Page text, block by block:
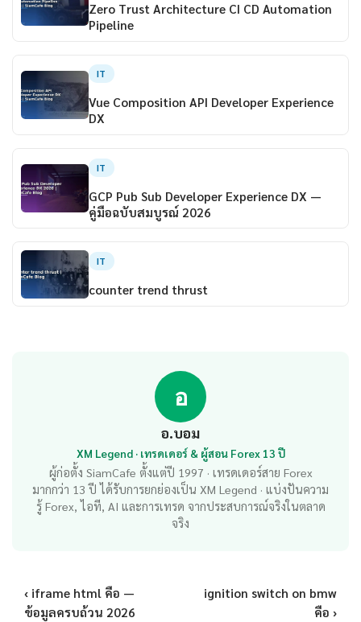
Zero Trust Architecture CI CD Automation
Pipeline
IT
Vue Composition API Developer Experience
DX
IT
GCP Pub Sub Developer Experience DX —
คู่มือฉบับสมบูรณ์ 2026
IT
counter trend thrust
อ
อ.บอม
XM Legend · เทรดเดอร์ & ผู้สอน Forex 13 ปี
ผู้ก่อตั้ง SiamCafe ตั้งแต่ปี 1997 · เทรดเดอร์สาย Forex
มากกว่า 13 ปี ได้รับการยกย่องเป็น XM Legend · แบ่งปันความ
รู้ Forex, ไอที, AI และการเทรด จากประสบการณ์จริงในตลาด
จริง
‹ iframe html คือ —
ข้อมูลครบถ้วน 2026
ignition switch on bmw
คือ ›